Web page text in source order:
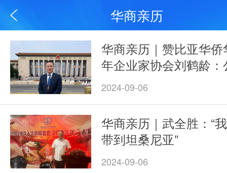
华商亲历
华商亲历｜赞比亚华侨
年企业家协会刘鹤龄：
2024-09-06
华商亲历｜武全胜：“
带到坦桑尼亚”
2024-09-06